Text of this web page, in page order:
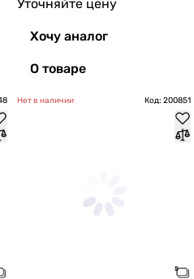
Уточняйте цену
Хочу аналог
О товаре
Нет в наличии Код: 200851